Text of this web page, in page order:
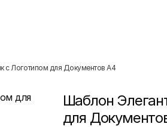
с Логотипом для Документов A4
Шаблон
для